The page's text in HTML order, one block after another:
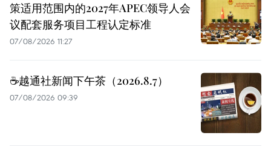
策适用范围内的2027年APEC领导人会
议配套服务项目工程认定标准
07/08/2026 11:27
☕️越通社新闻下午茶（2026.8.7）
07/08/2026 09:39